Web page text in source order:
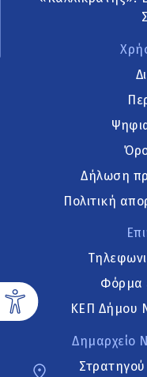
Δήλωση
Πολιτική
Φόρμα
ΚΕΠ Δήμου
Δημαρχείο